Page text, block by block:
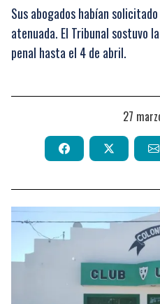
Sus abogados habían
atenuada. El Tribunal sostuvo
penal hasta el 4 de abril.
27